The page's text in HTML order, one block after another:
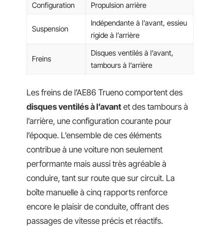
Configuration
Propulsion arrière
Suspension
Indépendante à l’avant, essieu
rigide à l’arrière
Freins
Disques ventilés à l’avant,
tambours à l’arrière
Les freins de l’AE86 Trueno comportent des
disques ventilés à l’avant et des tambours à
l’arrière, une configuration courante pour
l’époque. L’ensemble de ces éléments
contribue à une voiture non seulement
performante mais aussi très agréable à
conduire, tant sur route que sur circuit. La
boîte manuelle à cinq rapports renforce
encore le plaisir de conduite, offrant des
passages de vitesse précis et réactifs.